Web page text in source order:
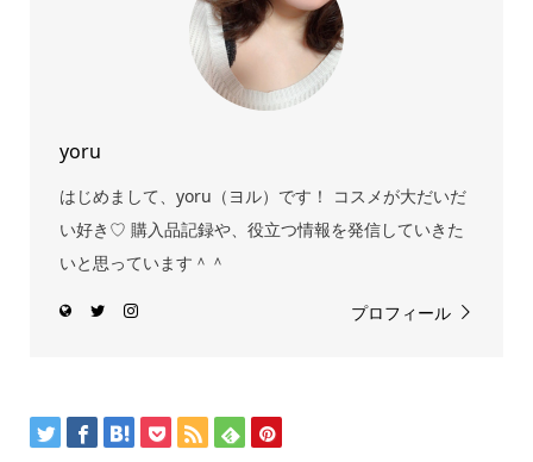
yoru
はじめまして、yoru（ヨル）です！ コスメが大だいだ
い好き♡ 購入品記録や、役立つ情報を発信していきた
いと思っています＾＾
プロフィール